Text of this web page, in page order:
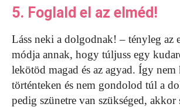
5. Foglald el az elméd!
Láss neki a dolgodnak! – tényleg az
módja annak, hogy túljuss egy
lekötöd magad és az agyad. Így nem
történteken és nem gondolod túl a
pedig szünetre van szükséged, akkor